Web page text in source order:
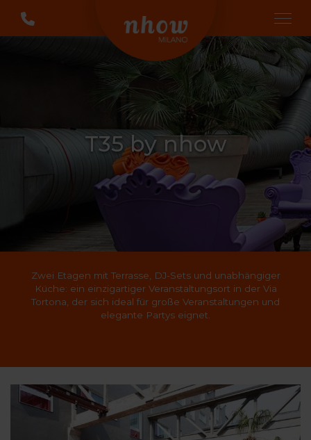
T35 by nhow
Zwei Etagen mit Terrasse, DJ-Sets und unabhängiger
Küche: ein einzigartiger Veranstaltungsort in der Via
Tortona, der sich ideal für große Veranstaltungen und
elegante Partys eignet.